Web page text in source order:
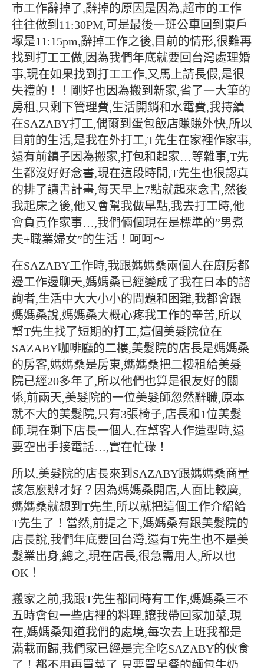
市工作辭掉了,辭掉的原因是因為,超市的工作
往往做到11:30PM,可是最後一班公車回到東戶
塚是11:15pm,辭掉工作之後,目前的情形,很難再
找到打工工做,因為我們年底就要回台灣處理婚
事,現在如果找到打工工作,又馬上請長假,是很
失禮的！！剛好也因為搬到新家,省了一大筆的
房租,只剩下管理費,生活開銷和水電費,我持續
在SAZABY打工,偶爾到蛋包飯店賺賺外快,所以
目前的生活,是我在外打工,T先生在家裡作家事,
還有前鎮子因為搬家,打包和起家…等雜事,T先
生都沒好好念書,現在這段時間,T先生也很認真
的排了讀書計畫,每天早上7點就起來念書,然後
我起床之後,他又會幫我做早點,我去打工時,他
會負責作家事…,我們倆個現在是標準的”男煮
夫+職業婦女”的生活！呵呵～
在SAZABY工作時,我跟媽媽桑兩個人在廚房都
邊工作邊聊天,媽媽桑已經變成了我在日本的諮
詢者,生活中大大小小的問題和困難,我都會跟
媽媽桑說,媽媽桑大概心疼我工作的辛苦,所以
幫T先生找了短期的打工,這個美髮院位在
SAZABY咖啡廳的二樓,美髮院的店長是媽媽桑
的房客,媽媽桑是房東,媽媽桑把二樓租給美髮
院已經20多年了,所以他們也算是很友好的關
係,前兩天,美髮院的一位美髮師忽然辭職,原本
就不大的美髮院,只有3張椅子,店長和1位美髮
師,現在剩下店長一個人,在幫客人作造型時,還
要空出手接電話…,實在忙碌！
所以,美髮院的店長來到SAZABY跟媽媽桑商量
該怎麼辦才好？因為媽媽桑開店,人面比較廣,
媽媽桑就想到T先生,所以就把這個工作介紹給
T先生了！當然,前提之下,媽媽桑有跟美髮院的
店長說,我們年底要回台灣,還有T先生也不是美
髮業出身,總之,現在店長,很急需用人,所以也
OK！
搬家之前,我跟T先生都同時有工作,媽媽桑三不
五時會包一些店裡的料理,讓我帶回家加菜,現
在,媽媽桑知道我們的處境,每次去上班我都是
滿載而歸,我們家已經是完全吃SAZABY的伙食
了！都不用再買菜了,只要買早餐的麵包牛奶,